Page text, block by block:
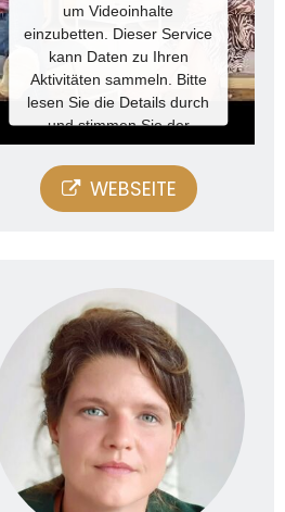
um Videoinhalte
einzubetten. Dieser Service
kann Daten zu Ihren
Aktivitäten sammeln. Bitte
lesen Sie die Details durch
und stimmen Sie der
Nutzung des Service zu, um
dieses Video anzusehen.
Powered byUsercentrics
Consent Management
Platform
WEBSEITE